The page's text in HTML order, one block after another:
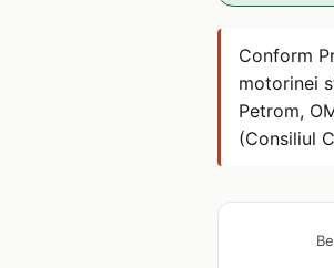
Conform
motorinei
Petrom,
(Consiliul